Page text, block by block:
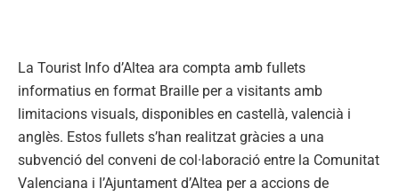
La Tourist Info d’Altea ara compta amb fullets
informatius en format Braille per a visitants amb
limitacions visuals, disponibles en castellà, valencià i
anglès. Estos fullets s’han realitzat gràcies a una
subvenció del conveni de col·laboració entre la Comunitat
Valenciana i l’Ajuntament d’Altea per a accions de